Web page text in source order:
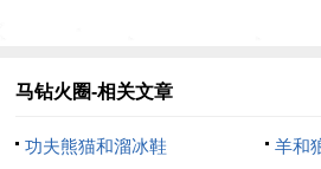
马钻火圈-相关文章
功夫熊猫和溜冰鞋
羊和